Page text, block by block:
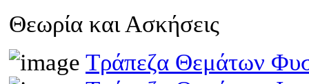
Θεωρία και Ασκήσεις
Τράπεζα Θεμάτων